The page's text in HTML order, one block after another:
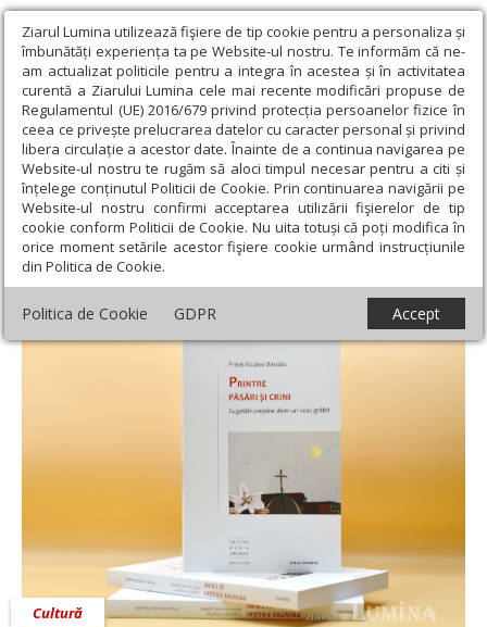
Ziarul Lumina utilizează fişiere de tip cookie pentru a personaliza și
îmbunătăți experiența ta pe Website-ul nostru. Te informăm că ne-
am actualizat politicile pentru a integra în acestea și în activitatea
curentă a Ziarului Lumina cele mai recente modificări propuse de
Regulamentul (UE) 2016/679 privind protecția persoanelor fizice în
ceea ce privește prelucrarea datelor cu caracter personal și privind
libera circulație a acestor date. Înainte de a continua navigarea pe
Website-ul nostru te rugăm să aloci timpul necesar pentru a citi și
înțelege conținutul Politicii de Cookie. Prin continuarea navigării pe
Website-ul nostru confirmi acceptarea utilizării fişierelor de tip
cookie conform Politicii de Cookie. Nu uita totuși că poți modifica în
orice moment setările acestor fişiere cookie urmând instrucțiunile
din Politica de Cookie.
Politica de Cookie GDPR Accept
Ziarul Lumina › Educaţie și Cultură › Cultură › Bookfest 2022 -
lansări de volume ale Editurilor Patriarhiei Române
Bookfest 2022 - lansări de volume ale
Editurilor Patriarhiei Române
Cultură